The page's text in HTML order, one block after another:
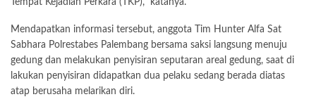
Tempat Kejadian Perkara (TKP),” katanya.
Mendapatkan informasi tersebut, anggota Tim Hunter Alfa Sat
Sabhara Polrestabes Palembang bersama saksi langsung menuju
gedung dan melakukan penyisiran seputaran areal gedung, saat di
lakukan penyisiran didapatkan dua pelaku sedang berada diatas
atap berusaha melarikan diri.